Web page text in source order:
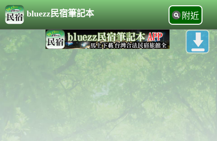
bluezz民宿筆記本 附近